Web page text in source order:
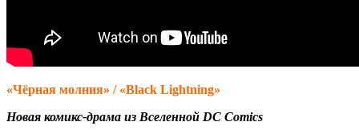
«Чёрная молния» / «Black Lightning»
Новая комикс-драма из Вселенной DC Comics